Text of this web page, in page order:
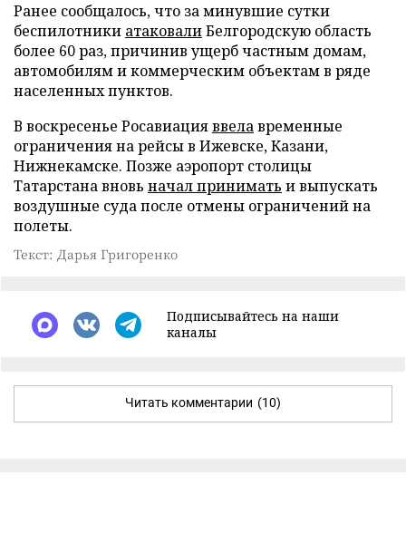
Ранее сообщалось, что за минувшие сутки
беспилотники атаковалиБелгородскую область
более 60 раз, причинив ущерб частным домам,
автомобилям и коммерческим объектам в ряде
населенных пунктов.
В воскресенье Росавиацияввелавременные
ограничения на рейсы в Ижевске, Казани,
Нижнекамске. Позже аэропорт столицы
Татарстана вновь начал принимать и выпускать
воздушные суда после отмены ограничений на
полеты.
Текст: Дарья Григоренко
Подписывайтесь на наши
каналы
Читать комментарии (10)